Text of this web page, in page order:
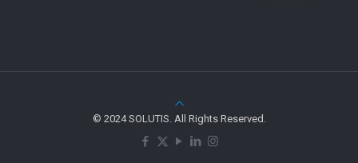
© 2024 SOLUTIS. All Rights Reserved.